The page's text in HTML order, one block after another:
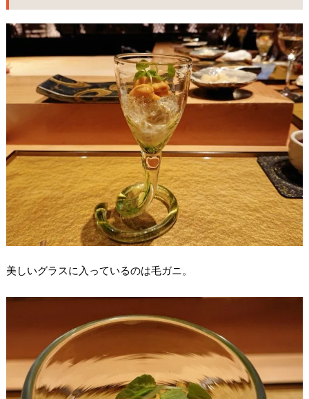
美しいグラスに入っているのは毛ガニ。